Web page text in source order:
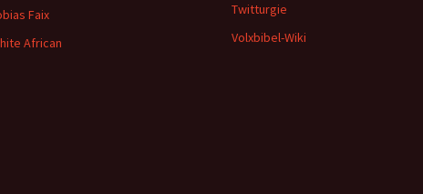
Faix
African
Twitturgie
Volxbibel-Wiki